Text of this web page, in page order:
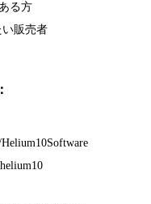
る方
い販売者